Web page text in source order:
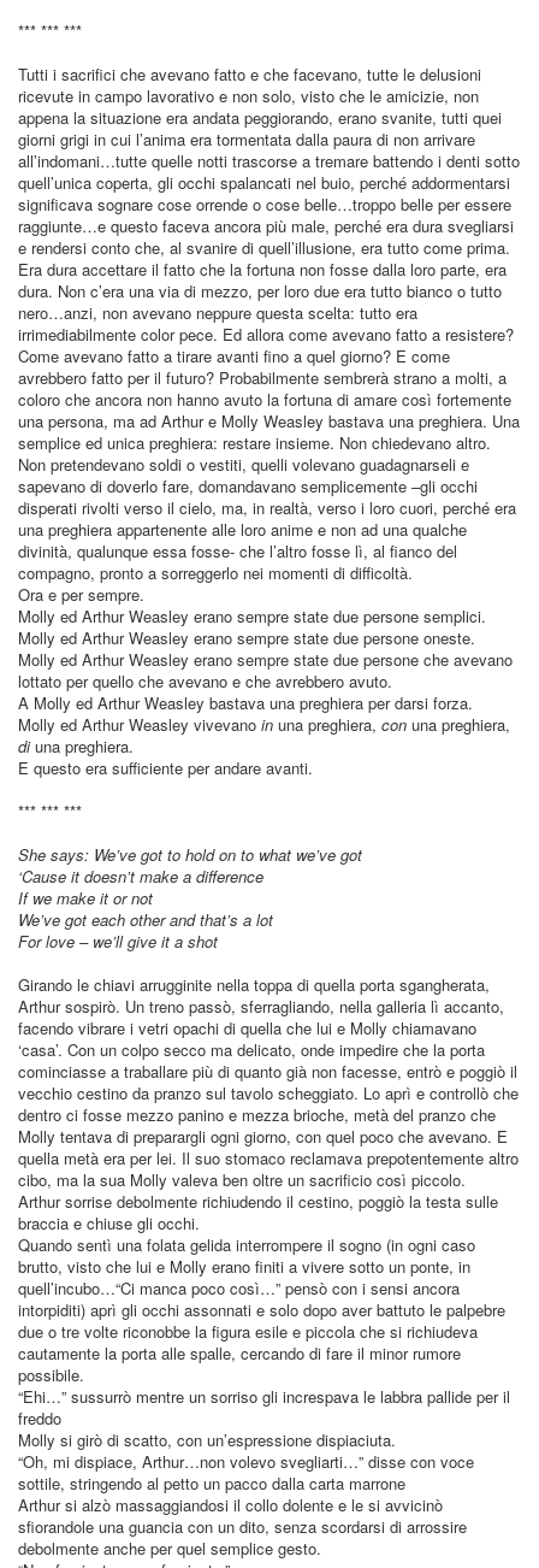
*** *** ***
Tutti i sacrifici che avevano fatto e che facevano, tutte le delusioni
ricevute in campo lavorativo e non solo, visto che le amicizie, non
appena la situazione era andata peggiorando, erano svanite, tutti quei
giorni grigi in cui l’anima era tormentata dalla paura di non arrivare
all’indomani…tutte quelle notti trascorse a tremare battendo i denti sotto
quell’unica coperta, gli occhi spalancati nel buio, perché addormentarsi
significava sognare cose orrende o cose belle…troppo belle per essere
raggiunte…e questo faceva ancora più male, perché era dura svegliarsi
e rendersi conto che, al svanire di quell’illusione, era tutto come prima.
Era dura accettare il fatto che la fortuna non fosse dalla loro parte, era
dura. Non c’era una via di mezzo, per loro due era tutto bianco o tutto
nero…anzi, non avevano neppure questa scelta: tutto era
irrimediabilmente color pece. Ed allora come avevano fatto a resistere?
Come avevano fatto a tirare avanti fino a quel giorno? E come
avrebbero fatto per il futuro? Probabilmente sembrerà strano a molti, a
coloro che ancora non hanno avuto la fortuna di amare così fortemente
una persona, ma ad Arthur e Molly Weasley bastava una preghiera. Una
semplice ed unica preghiera: restare insieme. Non chiedevano altro.
Non pretendevano soldi o vestiti, quelli volevano guadagnarseli e
sapevano di doverlo fare, domandavano semplicemente –gli occhi
disperati rivolti verso il cielo, ma, in realtà, verso i loro cuori, perché era
una preghiera appartenente alle loro anime e non ad una qualche
divinità, qualunque essa fosse- che l’altro fosse lì, al fianco del
compagno, pronto a sorreggerlo nei momenti di difficoltà.
Ora e per sempre.
Molly ed Arthur Weasley erano sempre state due persone semplici.
Molly ed Arthur Weasley erano sempre state due persone oneste.
Molly ed Arthur Weasley erano sempre state due persone che avevano
lottato per quello che avevano e che avrebbero avuto.
A Molly ed Arthur Weasley bastava una preghiera per darsi forza.
Molly ed Arthur Weasley vivevano in una preghiera, con una preghiera,
diuna preghiera.
E questo era sufficiente per andare avanti.
*** *** ***
She says: We’ve got to hold on to what we’ve got
‘Cause it doesn’t make a difference
If we make it or not
We’ve got each other and that’s a lot
For love – we’ll give it a shot
Girando le chiavi arrugginite nella toppa di quella porta sgangherata,
Arthur sospirò. Un treno passò, sferragliando, nella galleria lì accanto,
facendo vibrare i vetri opachi di quella che lui e Molly chiamavano
‘casa’. Con un colpo secco ma delicato, onde impedire che la porta
cominciasse a traballare più di quanto già non facesse, entrò e poggiò il
vecchio cestino da pranzo sul tavolo scheggiato. Lo aprì e controllò che
dentro ci fosse mezzo panino e mezza brioche, metà del pranzo che
Molly tentava di preparargli ogni giorno, con quel poco che avevano. E
quella metà era per lei. Il suo stomaco reclamava prepotentemente altro
cibo, ma la sua Molly valeva ben oltre un sacrificio così piccolo.
Arthur sorrise debolmente richiudendo il cestino, poggiò la testa sulle
braccia e chiuse gli occhi.
Quando sentì una folata gelida interrompere il sogno (in ogni caso
brutto, visto che lui e Molly erano finiti a vivere sotto un ponte, in
quell’incubo…“Ci manca poco così…” pensò con i sensi ancora
intorpiditi) aprì gli occhi assonnati e solo dopo aver battuto le palpebre
due o tre volte riconobbe la figura esile e piccola che si richiudeva
cautamente la porta alle spalle, cercando di fare il minor rumore
possibile.
“Ehi…” sussurrò mentre un sorriso gli increspava le labbra pallide per il
freddo
Molly si girò di scatto, con un’espressione dispiaciuta.
“Oh, mi dispiace, Arthur…non volevo svegliarti…” disse con voce
sottile, stringendo al petto un pacco dalla carta marrone
Arthur si alzò massaggiandosi il collo dolente e le si avvicinò
sfiorandole una guancia con un dito, senza scordarsi di arrossire
debolmente anche per quel semplice gesto.